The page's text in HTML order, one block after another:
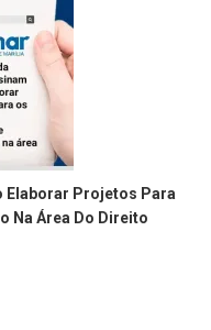
Elaborar Projetos Para
Na Área Do Direito